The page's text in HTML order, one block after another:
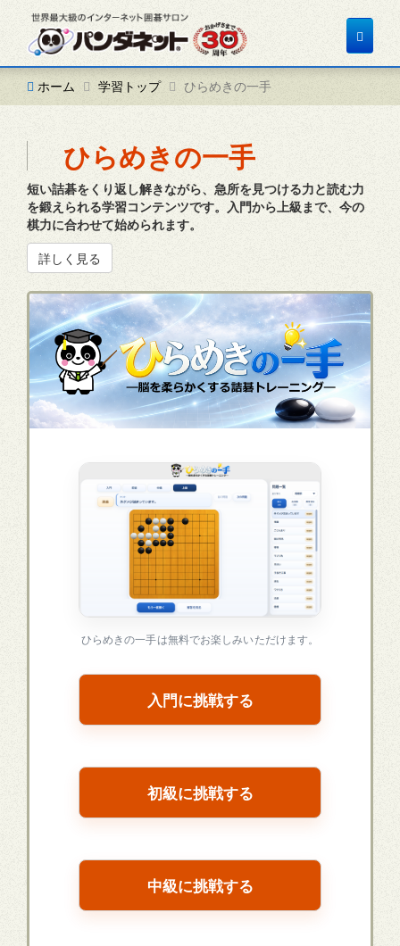
Toggle
ホーム
学習トップ ひらめきの一手
ひらめきの一手
短い詰碁をくり返し解きながら、急所を見つける力と読む力
を鍛えられる学習コンテンツです。入門から上級まで、今の
棋力に合わせて始められます。
詳しく見る
ひらめきの一手は無料でお楽しみいただけます。
入門に挑戦する
初級に挑戦する
中級に挑戦する